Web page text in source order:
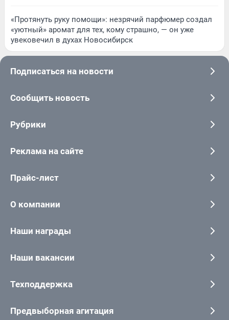
«Протянуть руку помощи»: незрячий парфюмер создал
«уютный» аромат для тех, кому страшно, — он уже
увековечил в духах Новосибирск
Подписаться на новости
Сообщить новость
Рубрики
Реклама на сайте
Прайс-лист
О компании
Наши награды
Наши вакансии
Техподдержка
Предвыборная агитация